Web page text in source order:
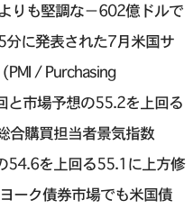
りも堅調な−602億ドルで
に発表された7月米国サ
/ Purchasing
と市場予想の55.2を上回る
合購買担当者景気指数
54.6を上回る55.1に上方修
ーク債券市場でも米国債